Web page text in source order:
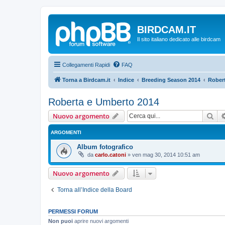
BIRDCAM.IT
Il sito italiano dedicato alle birdcam
Collegamenti Rapidi FAQ
Torna a Birdcam.it Indice Breeding Season 2014
Roberta e Umberto 2014
Nuovo argomento
ARGOMENTI
Album fotografico
da carlo.catoni » ven mag 30, 2014 10:51 am
Nuovo argomento
Torna all’Indice della Board
PERMESSI FORUM
Non puoi aprire nuovi argomenti